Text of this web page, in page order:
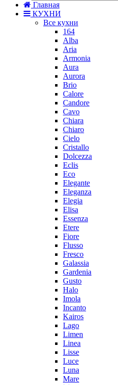
Главная
КУХНИ
Все кухни
164
Alba
Aria
Armonia
Aura
Aurora
Brio
Calore
Candore
Cavo
Chiara
Chiaro
Cielo
Cristallo
Dolcezza
Eclis
Eco
Elegante
Eleganza
Elegia
Elisa
Essenza
Etere
Fiore
Flusso
Fresco
Galassia
Gardenia
Gusto
Halo
Imola
Incanto
Kairos
Lago
Limen
Linea
Lisse
Luce
Luna
Mare